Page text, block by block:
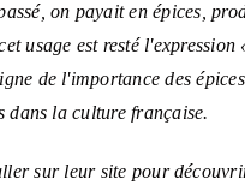
on payait en épices,
usage est resté l'expression
de l'importance des
dans la culture française.
sur leur site pour